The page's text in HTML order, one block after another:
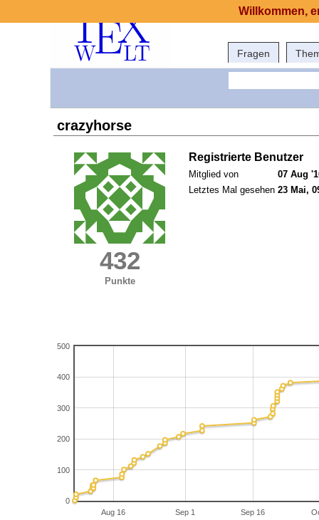
Fragen
crazyhorse
432
Punkte
Registrierte Benutzer
Mitglied von
07 Aug
Letztes Mal gesehen 23 Mai,
Aug 16 Sep 1 Sep 16
0
100
200
300
400
500
Willkommen,